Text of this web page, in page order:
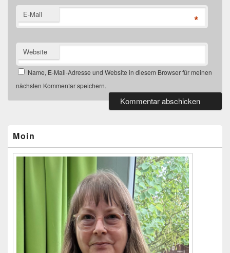
E-Mail *
Website
Name, E-Mail-Adresse und Website in diesem Browser für meinen
nächsten Kommentar speichern.
Widgetbereich
Moin